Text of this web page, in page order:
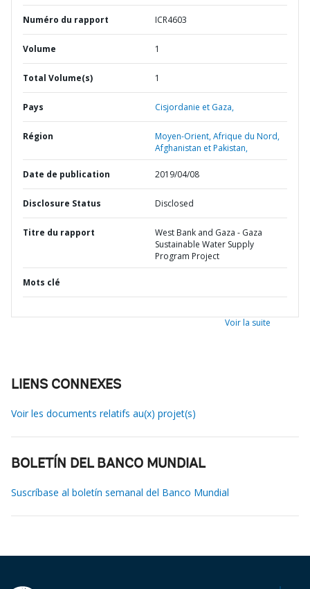
Numéro du rapport ICR4603
Volume 1
Total Volume(s) 1
Pays Cisjordanie et Gaza,
Région
Moyen-Orient, Afrique du Nord,
Afghanistan et Pakistan,
Date de publication 2019/04/08
Disclosure Status Disclosed
Titre du rapport
West Bank and Gaza - Gaza
Sustainable Water Supply
Program Project
Mots clé
Voir la suite
LIENS CONNEXES
Voir les documents relatifs au(x) projet(s)
BOLETÍN DEL BANCO MUNDIAL
Suscríbase al boletín semanal del Banco Mundial